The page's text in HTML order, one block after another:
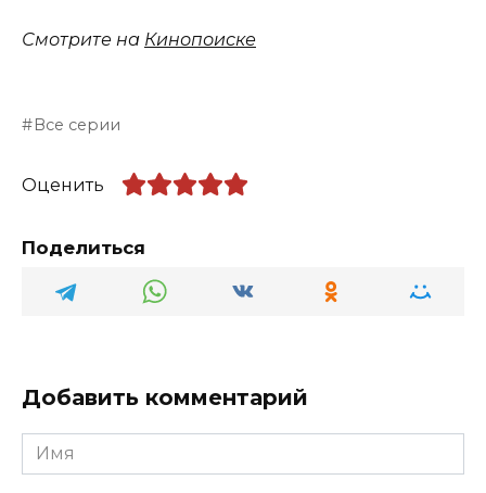
Смотрите на Кинопоиске
Все серии
Оценить
Поделиться
Добавить комментарий
Имя